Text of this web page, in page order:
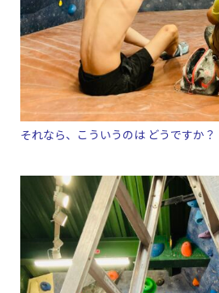
それなら、こういうのは どうですか？